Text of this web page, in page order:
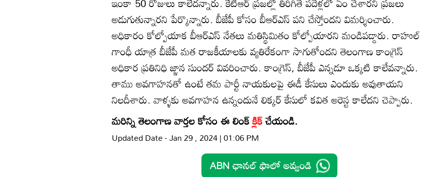
అడుగుతున్నారని పేర్కొన్నారు. బీజేపీ కోసం బీఆర్ఎస్ పని చేస్తోందని విమర్శించారు.
అధికారం కోల్పోయాక బీఆర్ఎస్ నేతలు మతిస్థిమితం కోల్పోయారని మండిపడ్డారు. రాహుల్
గాంధీ యాత్ర బీజేపీ మత రాజకీయాలకు వ్యతిరేకంగా సాగుతోందని తెలంగాణ కాంగ్రెస్
అధికార ప్రతినిధి జ్ఞాన సుందర్ వివరించారు. కాంగ్రెస్, బీజేపీ ఎన్నడూ ఒక్కటి కాలేవన్నారు.
తాము అవగాహనతో ఉంటే తమ పార్టీ నాయకులపై ఈడీ కేసులు ఎందుకు అవుతాయని
నిలదీశారు. వాళ్ళకు అవగాహన ఉన్నందునే లిక్కర్ కేసులో కవిత అరెస్ట కాలేదని చెప్పారు.
మరిన్ని తెలంగాణ వార్తల కోసం ఈ లింక్క్లిక్చేయండి.
Updated Date - Jan 29 , 2024 | 01:06 PM